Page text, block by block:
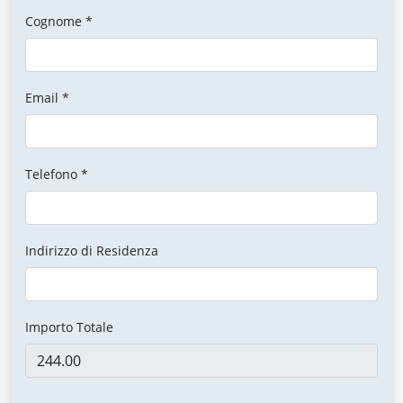
Cognome *
Email *
Telefono *
Indirizzo di Residenza
Importo Totale